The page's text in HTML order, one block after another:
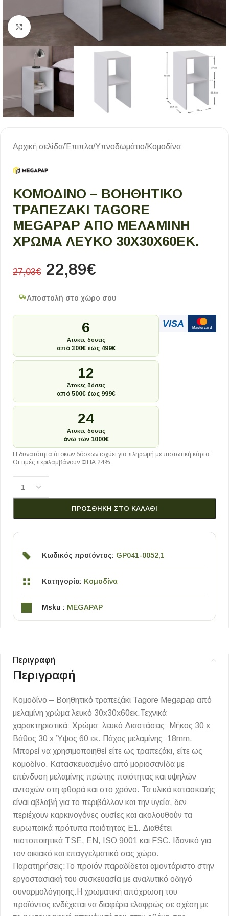
Κλικ για μεγέθυνση
Αρχική σελίδα/Έπιπλα/Υπνοδωμάτιο/Κομοδίνα
ΚΟΜΟΔΊΝΟ – ΒΟΗΘΗΤΙΚΌ
ΤΡΑΠΕΖΆΚΙ TAGORE
MEGAPAP ΑΠΌ ΜΕΛΑΜΊΝΗ
ΧΡΏΜΑ ΛΕΥΚΌ 30X30X60ΕΚ.
27,03€ 22,89€
Αποστολή στο χώρο σου
6
Άτοκες δόσεις
από 300€ έως 499€
12
Άτοκες δόσεις
από 500€ έως 999€
24
Άτοκες δόσεις
άνω των 1000€
VISA Mastercard
Η δυνατότητα άτοκων δόσεων ισχύει για πληρωμή με πιστωτική κάρτα.
Οι τιμές περιλαμβάνουν ΦΠΑ 24%.
ΠΡΟΣΘΉΚΗ ΣΤΟ ΚΑΛΆΘΙ
Κωδικός προϊόντος: GP041-0052,1
Κατηγορία: Κομοδίνα
Msku : MEGAPAP
Περιγραφή
Περιγραφή
Κομοδίνο – Βοηθητικό τραπεζάκι Tagore Megapap από
μελαμίνη χρώμα λευκό 30x30x60εκ.Τεχνικά
χαρακτηριστικά: Χρώμα: λευκό Διαστάσεις: Μήκος 30 x
Βάθος 30 x Ύψος 60 εκ. Πάχος μελαμίνης: 18mm.
Μπορεί να χρησιμοποιηθεί είτε ως τραπεζάκι, είτε ως
κομοδίνο. Κατασκευασμένο από μοριοσανίδα με
επένδυση μελαμίνης πρώτης ποιότητας και υψηλών
αντοχών στη φθορά και στο χρόνο. Τα υλικά κατασκευής
είναι αβλαβή για το περιβάλλον και την υγεία, δεν
περιέχουν καρκινογόνες ουσίες και ακολουθούν τα
ευρωπαϊκά πρότυπα ποιότητας Ε1. Διαθέτει
πιστοποιητικά TSE, EN, ISO 9001 και FSC. Ιδανικό για
τον οικιακό και επαγγελματικό σας χώρο.
Παρατηρήσεις:Το προϊόν παραδίδεται αμοντάριστο στην
εργοστασιακή του συσκευασία με αναλυτικό οδηγό
συναρμολόγησης.Η χρωματική απόχρωση του
προϊόντος ενδέχεται να διαφέρει ελαφρώς σε σχέση με